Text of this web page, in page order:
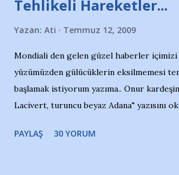
Tehlikeli Hareketler...
Yazan: Ati Temmuz 12, 2009
Mondiali den gelen güzel haberler içimizi
yüzümüzden gülücüklerin eksilmemesi
başlamak istiyorum yazıma.. Onur
Lacivert, turuncu beyaz Adana" yazısını
irkildim.. "Bursasporlu taraftarlar, İstanbul
PAYLAŞ 30 YORUM